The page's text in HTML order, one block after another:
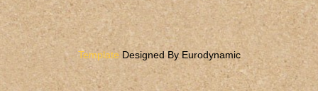
Template Designed By Eurodynamic